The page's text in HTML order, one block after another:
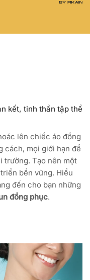
kết, tinh thần tập thể
lên chiếc áo đồng
cách, mọi giới hạn để
trường. Tạo nên một
bền vững. Hiểu
đến cho bạn những
đồng phục.